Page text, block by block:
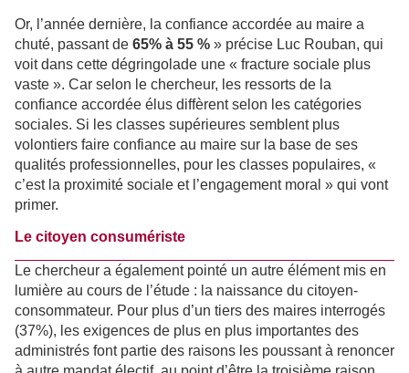
Or, l’année dernière, la confiance accordée au maire a
chuté, passant de 65% à 55 % » précise Luc Rouban, qui
voit dans cette dégringolade une « fracture sociale plus
vaste ». Car selon le chercheur, les ressorts de la
confiance accordée élus diffèrent selon les catégories
sociales. Si les classes supérieures semblent plus
volontiers faire confiance au maire sur la base de ses
qualités professionnelles, pour les classes populaires, «
c’est la proximité sociale et l’engagement moral » qui vont
primer.
Le citoyen consumériste
Le chercheur a également pointé un autre élément mis en
lumière au cours de l’étude : la naissance du citoyen-
consommateur. Pour plus d’un tiers des maires interrogés
(37%), les exigences de plus en plus importantes des
administrés font partie des raisons les poussant à renoncer